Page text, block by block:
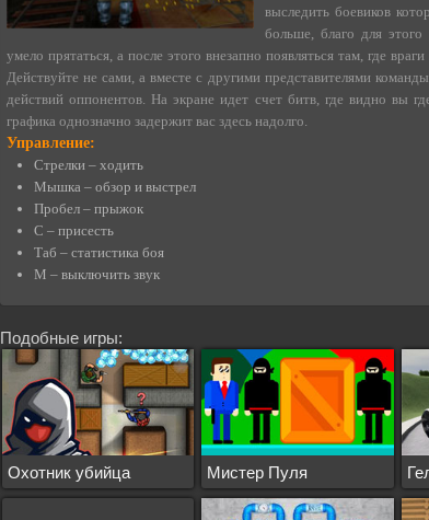
выследить боевиков
больше, благо для
умело прятаться, а после этого внезапно появляться там, где
Действуйте не сами, а вместе с другими представителями
действий оппонентов. На экране идет счет битв, где видно вы
графика однозначно задержит вас здесь надолго.
Управление:
Стрелки – ходить
Мышка – обзор и выстрел
Пробел – прыжок
С – присесть
Таб – статистика боя
M – выключить звук
Подобные игры:
Охотник убийца Мистер Пуля